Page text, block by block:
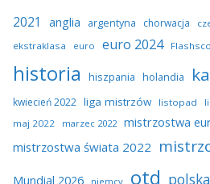
2021 anglia argentyna chorwacja
ekstraklasa
euro euro 2024
historia hiszpania holandia
kwiecień 2022 liga mistrzów listopad
maj 2022
marzec 2022 mistrzostwa
mistrzostwa świata 2022
Mundial 2026 niemcy otd polska